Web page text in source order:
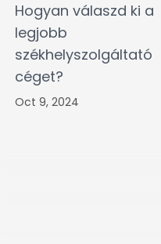
Hogyan válaszd ki a
legjobb
székhelyszolgáltató
céget?
Oct 9, 2024